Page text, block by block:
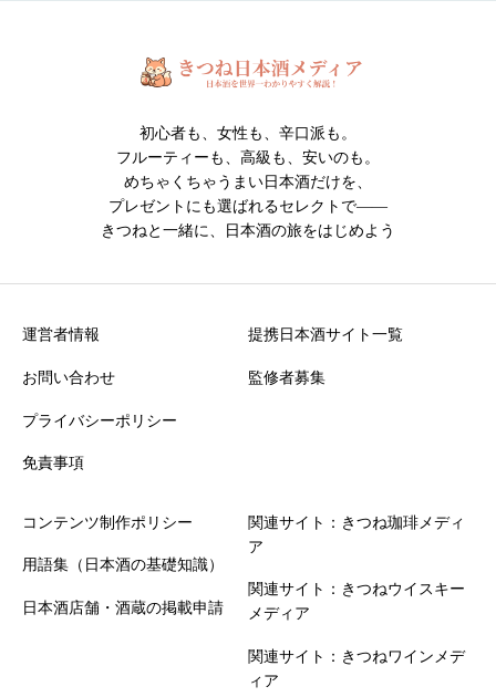
初心者も、女性も、辛口派も。
フルーティーも、高級も、安いのも。
めちゃくちゃうまい日本酒だけを、
プレゼントにも選ばれるセレクトで――
きつねと一緒に、日本酒の旅をはじめよう
運営者情報
お問い合わせ
プライバシーポリシー
免責事項
提携日本酒サイト一覧
監修者募集
コンテンツ制作ポリシー
用語集（日本酒の基礎知識）
日本酒店舗・酒蔵の掲載申請
関連サイト：きつね珈琲メディ
ア
関連サイト：きつねウイスキー
メディア
関連サイト：きつねワインメデ
ィア